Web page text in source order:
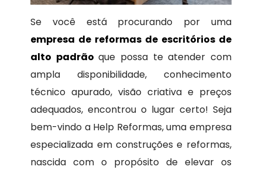
Se você está procurando por uma
empresa de reformas de escritórios de
alto padrãoque possa te atender com
ampla disponibilidade, conhecimento
técnico apurado, visão criativa e preços
adequados, encontrou o lugar certo! Seja
bem-vindo a Help Reformas, uma empresa
especializada em construções e reformas,
nascida com o propósito de elevar os